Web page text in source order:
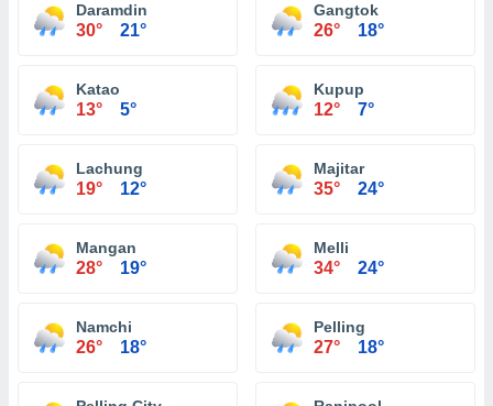
Daramdin
30° 21°
Gangtok
26° 18°
Katao
13° 5°
Kupup
12° 7°
Lachung
19° 12°
Majitar
35° 24°
Mangan
28° 19°
Melli
34° 24°
Namchi
26° 18°
Pelling
27° 18°